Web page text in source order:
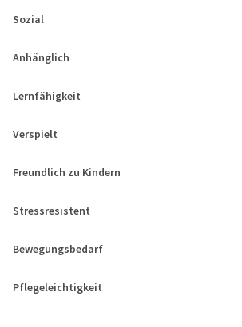
Sozial
Anhänglich
Lernfähigkeit
Verspielt
Freundlich zu Kindern
Stressresistent
Bewegungsbedarf
Pflegeleichtigkeit